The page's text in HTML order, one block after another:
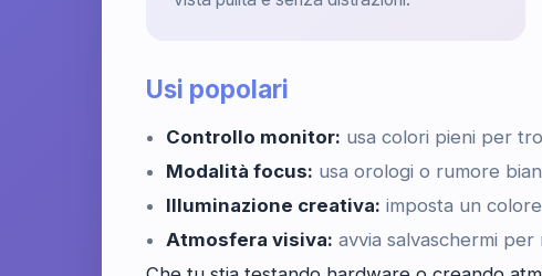
Usi popolari
Controllo monitor: usa colori pieni per
Modalità focus: usa orologi o rumore
Illuminazione creativa: imposta un
Atmosfera visiva: avvia salvaschermi